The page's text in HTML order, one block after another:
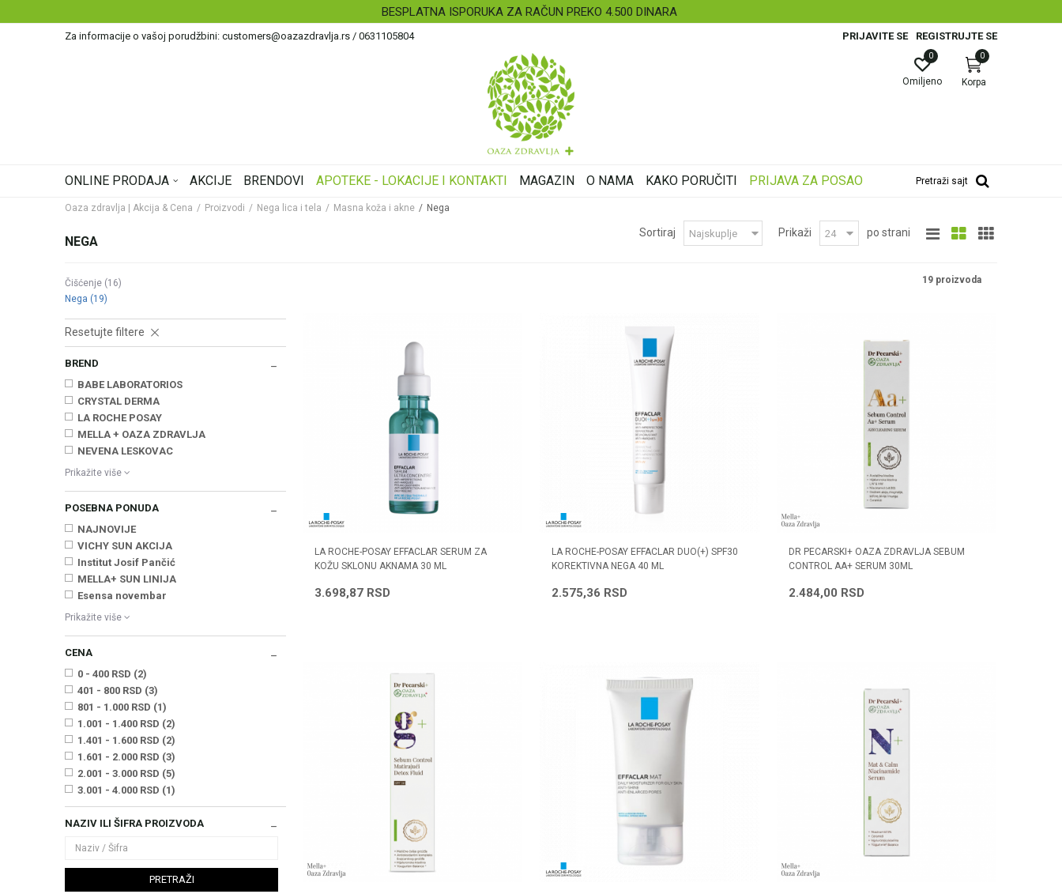
BESPLATNA ISPORUKA ZA RAČUN PREKO 4.500 DINARA
Za informacije o vašoj porudžbini: customers@oazazdravlja.rs / 0631105804 PRIJAVITE SE REGISTRUJTE SE
Korpa
0
Omiljeno
0
ONLINE PRODAJA AKCIJE BRENDOVI APOTEKE - LOKACIJE I KONTAKTI MAGAZIN O NAMA KAKO PORUČITI PRIJAVA ZA POSAO Pretraži sajt
Oaza zdravlja | Akcija & Cena Proizvodi Nega lica i tela Masna koža i akne Nega
NEGA
Sortiraj Prikaži po strani
Čišćenje (16)
Nega (19)
Resetujte filtere
BREND
BABE LABORATORIOS
CRYSTAL DERMA
LA ROCHE POSAY
MELLA + OAZA ZDRAVLJA
NEVENA LESKOVAC
Prikažite više
POSEBNA PONUDA
NAJNOVIJE
VICHY SUN AKCIJA
Institut Josif Pančić
MELLA+ SUN LINIJA
Esensa novembar
Prikažite više
CENA
0 - 400 RSD (2)
401 - 800 RSD (3)
801 - 1.000 RSD (1)
1.001 - 1.400 RSD (2)
1.401 - 1.600 RSD (2)
1.601 - 2.000 RSD (3)
2.001 - 3.000 RSD (5)
3.001 - 4.000 RSD (1)
NAZIV ILI ŠIFRA PROIZVODA
PRETRAŽI
19 proizvoda
LA ROCHE-POSAY EFFACLAR SERUM ZA
KOŽU SKLONU AKNAMA 30 ML
3.698,87 RSD
LA ROCHE-POSAY EFFACLAR DUO(+) SPF30
KOREKTIVNA NEGA 40 ML
2.575,36 RSD
DR PECARSKI+ OAZA ZDRAVLJA SEBUM
CONTROL AA+ SERUM 30ML
2.484,00 RSD